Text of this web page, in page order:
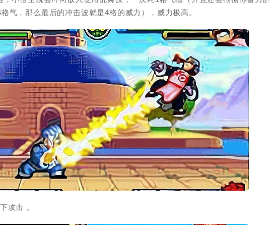
气，那么最后的冲击波就是4格的威力），威力极高。
攻击 。